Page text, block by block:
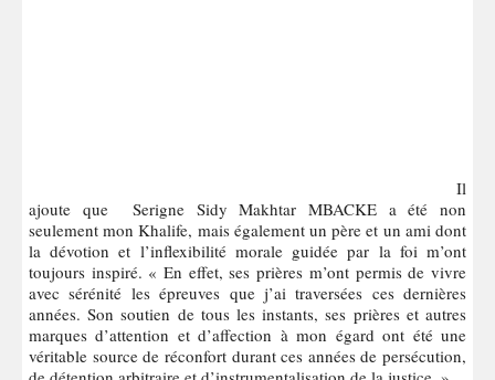
Il
ajoute que Serigne Sidy Makhtar MBACKE a été non
seulement mon Khalife, mais également un père et un ami dont
la dévotion et l’inflexibilité morale guidée par la foi m’ont
toujours inspiré. « En effet, ses prières m’ont permis de vivre
avec sérénité les épreuves que j’ai traversées ces dernières
années. Son soutien de tous les instants, ses prières et autres
marques d’attention et d’affection à mon égard ont été une
véritable source de réconfort durant ces années de persécution,